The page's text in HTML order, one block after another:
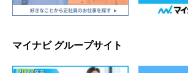
マイナビ グループサイト